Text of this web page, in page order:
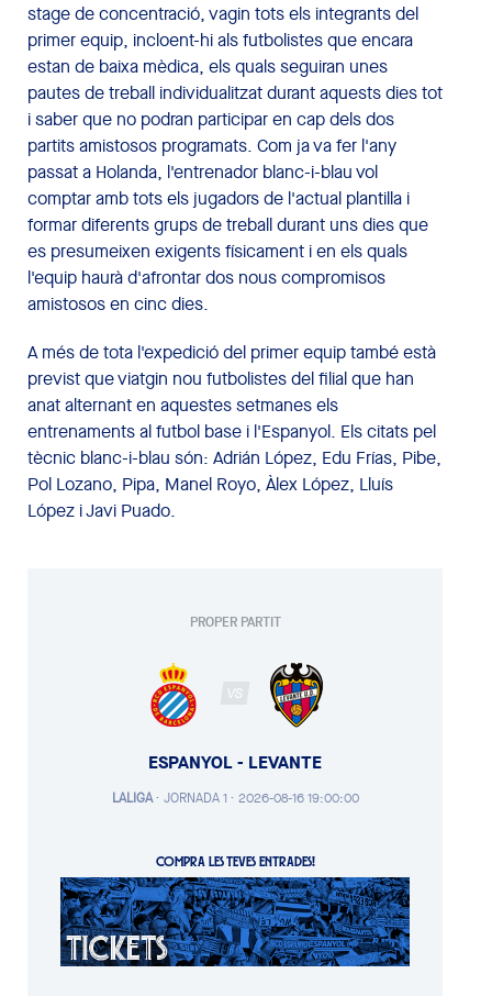
stage de concentració, vagin tots els integrants del
primer equip, incloent-hi als futbolistes que encara
estan de baixa mèdica, els quals seguiran unes
pautes de treball individualitzat durant aquests dies tot
i saber que no podran participar en cap dels dos
partits amistosos programats. Com ja va fer l'any
passat a Holanda, l'entrenador blanc-i-blau vol
comptar amb tots els jugadors de l'actual plantilla i
formar diferents grups de treball durant uns dies que
es presumeixen exigents físicament i en els quals
l'equip haurà d'afrontar dos nous compromisos
amistosos en cinc dies.
A més de tota l'expedició del primer equip també està
previst que viatgin nou futbolistes del filial que han
anat alternant en aquestes setmanes els
entrenaments al futbol base i l'Espanyol. Els citats pel
tècnic blanc-i-blau són: Adrián López, Edu Frías, Pibe,
Pol Lozano, Pipa, Manel Royo, Àlex López, Lluís
López i Javi Puado.
PROPER PARTIT
VS
ESPANYOL - LEVANTE
LALIGA· JORNADA 1 · 2026-08-16 19:00:00
COMPRA LES TEVES ENTRADES!